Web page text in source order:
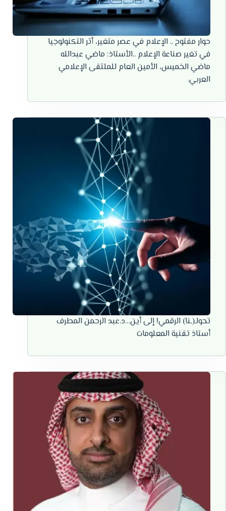
حوار مفتوح .. الإعلام في عصر متغير، أثر التكنولوجيا
في تغير صناعة الإعلام ..الأستاذ: ماضي عبدالله
ماضي الخميس، الأمين العام للملتقى الإعلامي
العربي.
تحولـ(ـنا) الرقمي! إلى أين…د.عبد الرحمن المطرف
أستاذ تقنية المعلومات